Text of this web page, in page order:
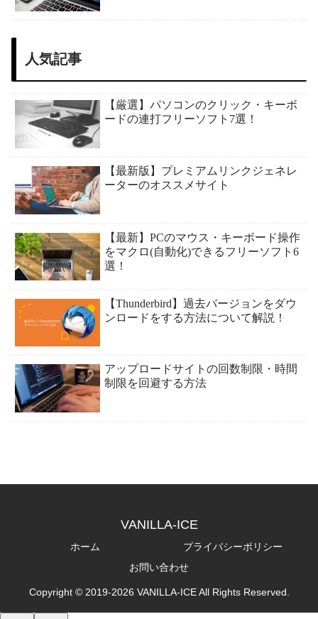
人気記事
【厳選】パソコンのクリック・キーボ
ードの連打フリーソフト7選！
【最新版】プレミアムリンクジェネレ
ーターのオススメサイト
【最新】PCのマウス・キーボード操作
をマクロ(自動化)できるフリーソフト6
選！
【Thunderbird】過去バージョンをダウ
ンロードをする方法について解説！
アップロードサイトの回数制限・時間
制限を回避する方法
VANILLA-ICE
ホーム
プライバシーポリシー
お問い合わせ
Copyright © 2019-2026 VANILLA-ICE All Rights Reserved.